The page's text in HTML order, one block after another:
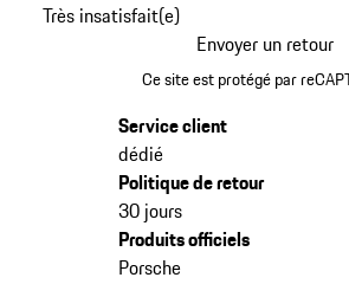
Très insatisfait(e)
Envoyer un retour
Ce site est protégé par
Service client
dédié
Politique de retour
30 jours
Produits officiels
Porsche